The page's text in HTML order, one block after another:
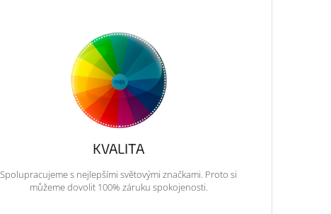
KVALITA
Spolupracujeme s nejlepšími světovými značkami. Proto si
můžeme dovolit 100% záruku spokojenosti.